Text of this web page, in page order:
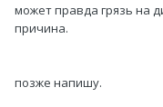
может правда грязь на
причина.
позже напишу.